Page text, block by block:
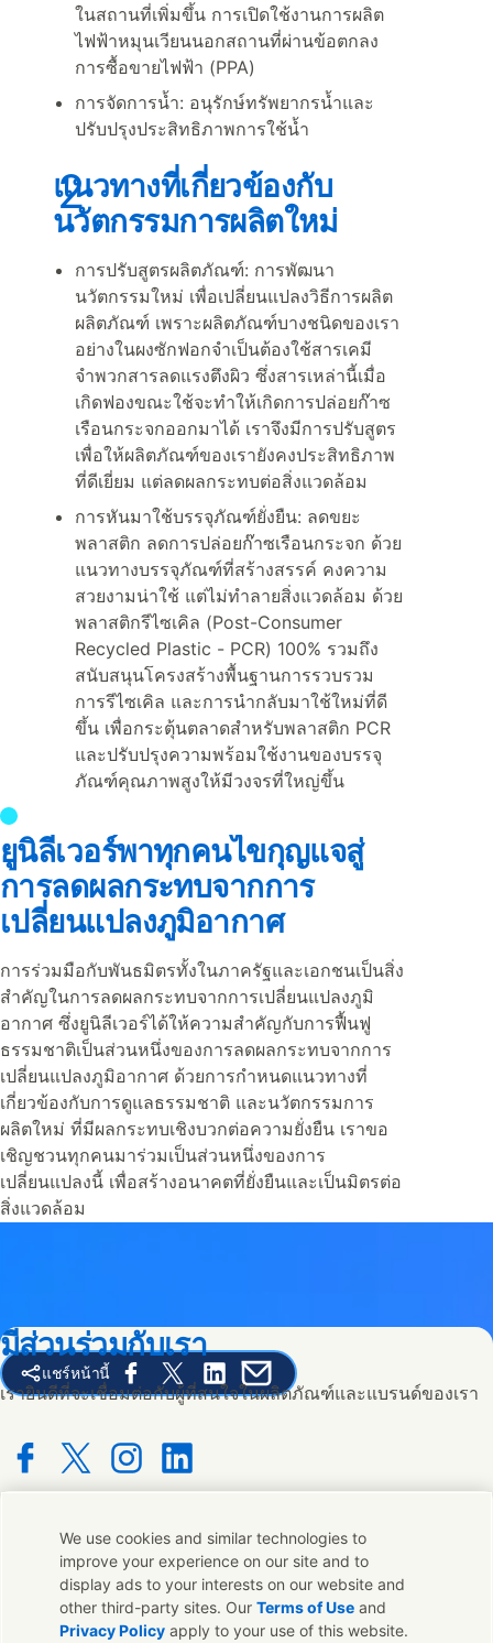
ในสถานที่เพิ่มขึ้น การเปิดใช้งานการผลิต
ไฟฟ้าหมุนเวียนนอกสถานที่ผ่านข้อตกลง
การซื้อขายไฟฟ้า (PPA)
การจัดการน้ำ: อนุรักษ์ทรัพยากรน้ำและ
ปรับปรุงประสิทธิภาพการใช้น้ำ
แนวทางที่เกี่ยวข้องกับ
นวัตกรรมการผลิตใหม่
การปรับสูตรผลิตภัณฑ์: การพัฒนา
นวัตกรรมใหม่ เพื่อเปลี่ยนแปลงวิธีการผลิต
ผลิตภัณฑ์ เพราะผลิตภัณฑ์บางชนิดของเรา
อย่างในผงซักฟอกจำเป็นต้องใช้สารเคมี
จำพวกสารลดแรงตึงผิว ซึ่งสารเหล่านี้เมื่อ
เกิดฟองขณะใช้จะทำให้เกิดการปล่อยก๊าซ
เรือนกระจกออกมาได้ เราจึงมีการปรับสูตร
เพื่อให้ผลิตภัณฑ์ของเรายังคงประสิทธิภาพ
ที่ดีเยี่ยม แต่ลดผลกระทบต่อสิ่งแวดล้อม
การหันมาใช้บรรจุภัณฑ์ยั่งยืน: ลดขยะ
พลาสติก ลดการปล่อยก๊าซเรือนกระจก ด้วย
แนวทางบรรจุภัณฑ์ที่สร้างสรรค์ คงความ
สวยงามน่าใช้ แต่ไม่ทำลายสิ่งแวดล้อม ด้วย
พลาสติกรีไซเคิล (Post-Consumer
Recycled Plastic - PCR) 100% รวมถึง
สนับสนุนโครงสร้างพื้นฐานการรวบรวม
การรีไซเคิล และการนำกลับมาใช้ใหม่ที่ดี
ขึ้น เพื่อกระตุ้นตลาดสำหรับพลาสติก PCR
และปรับปรุงความพร้อมใช้งานของบรรจุ
ภัณฑ์คุณภาพสูงให้มีวงจรที่ใหญ่ขึ้น
ยูนิลีเวอร์พาทุกคนไขกุญแจสู่
การลดผลกระทบจากการ
เปลี่ยนแปลงภูมิอากาศ
การร่วมมือกับพันธมิตรทั้งในภาครัฐและเอกชนเป็นสิ่ง
สำคัญในการลดผลกระทบจากการเปลี่ยนแปลงภูมิ
อากาศ ซึ่งยูนิลีเวอร์ได้ให้ความสำคัญกับการฟื้นฟู
ธรรมชาติเป็นส่วนหนึ่งของการลดผลกระทบจากการ
เปลี่ยนแปลงภูมิอากาศ ด้วยการกำหนดแนวทางที่
เกี่ยวข้องกับการดูแลธรรมชาติ และนวัตกรรมการ
ผลิตใหม่ ที่มีผลกระทบเชิงบวกต่อความยั่งยืน เราขอ
เชิญชวนทุกคนมาร่วมเป็นส่วนหนึ่งของการ
เปลี่ยนแปลงนี้ เพื่อสร้างอนาคตที่ยั่งยืนและเป็นมิตรต่อ
สิ่งแวดล้อม
แชร์หน้านี้
Share this page on Facebook
Share this page on X
Share this page on Linked In
Share this page on E-mail
มีส่วนร่วมกับเรา
เรายินดีที่จะเชื่อมต่อกับผู้ที่สนใจในผลิตภัณฑ์และแบรนด์ของเรา
ติดต่อเรา
ติดต่อทีมผู้เชี่ยวชาญและ Unilever หรือค้นหาที่ติดต่อทั่วโลก
We use cookies and similar technologies to
improve your experience on our site and to
display ads to your interests on our website and
other third-party sites. OurTerms of Use and
Privacy Policy apply to your use of this website.